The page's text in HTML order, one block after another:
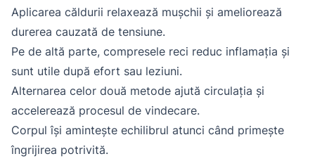
Aplicarea căldurii relaxează mușchii și ameliorează
durerea cauzată de tensiune.
Pe de altă parte, compresele reci reduc inflamația și
sunt utile după efort sau leziuni.
Alternarea celor două metode ajută circulația și
accelerează procesul de vindecare.
Corpul își amintește echilibrul atunci când primește
îngrijirea potrivită.